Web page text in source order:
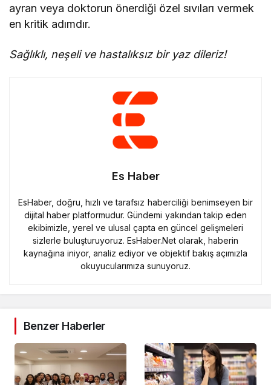
ayran veya doktorun önerdiği özel sıvıları vermek
en kritik adımdır.
Sağlıklı, neşeli ve hastalıksız bir yaz dileriz!
Es Haber
EsHaber, doğru, hızlı ve tarafsız haberciliği benimseyen bir
dijital haber platformudur. Gündemi yakından takip eden
ekibimizle, yerel ve ulusal çapta en güncel gelişmeleri
sizlerle buluşturuyoruz. EsHaber.Net olarak, haberin
kaynağına iniyor, analiz ediyor ve objektif bakış açımızla
okuyucularımıza sunuyoruz.
Benzer Haberler